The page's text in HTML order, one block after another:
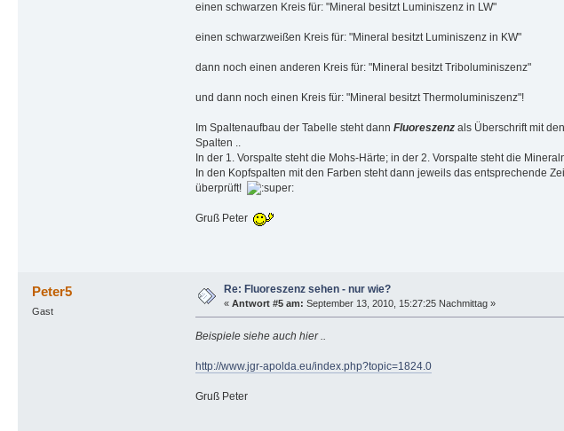
einen schwarzen Kreis für: "Mineral besitzt Luminiszenz in LW"
einen schwarzweißen Kreis für: "Mineral besitzt Luminiszenz in KW"
dann noch einen anderen Kreis für: "Mineral besitzt Triboluminiszenz"
und dann noch einen Kreis für: "Mineral besitzt Thermoluminiszenz"!
Im Spaltenaufbau der Tabelle steht dann Fluoreszenzals Überschrift mit
Spalten ..
In der 1. Vorspalte steht die Mohs-Härte; in der 2. Vorspalte steht die
In den Kopfspalten mit den Farben steht dann jeweils das entsprechende
überprüft!
Gruß Peter
Peter5
Gast
Re: Fluoreszenz sehen - nur wie?
« Antwort #5 am: September 13, 2010, 15:27:25 Nachmittag »
Beispiele siehe auch hier ..
http://www.jgr-apolda.eu/index.php?topic=1824.0
Gruß Peter